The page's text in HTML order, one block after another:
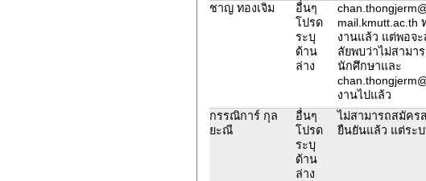
ชาญ ทองเจิม
อื่นๆ
โปรด
ระบุ
ด้าน
ล่าง
mail.kmutt.ac.th
งานแล้ว แต่พอจ
ลัยพบว่าไม่สามา
นักศึกษาและ
งานไปแล้ว
กรรณิการ์ กุล
ยะณี
อื่นๆ
โปรด
ระบุ
ด้าน
ล่าง
ไม่สามารถสมัคร
ยืนยันแล้ว แต่ระ